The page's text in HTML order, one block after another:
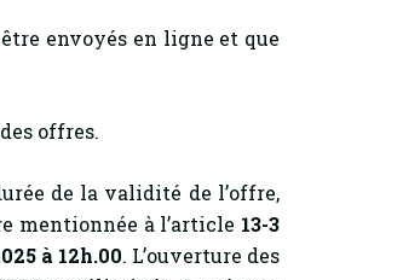
envoyés en ligne et que
offres.
de la validité de l’offre,
mentionnée à l’article 13-3
à 12h.00. L’ouverture des